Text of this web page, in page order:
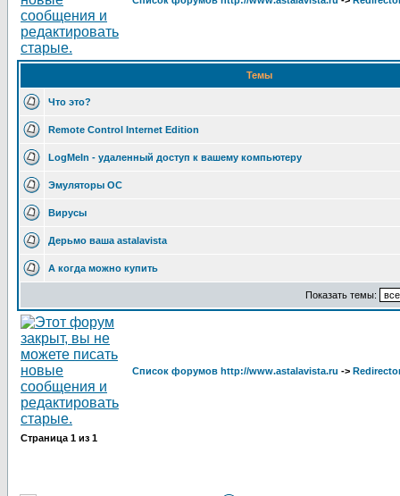
Темы
Что это?
Remote Control Internet Edition
LogMeIn - удаленный доступ к вашему компьютеру
Эмуляторы ОС
Вирусы
Дерьмо ваша astalavista
А когда можно купить
Показать темы:
Список форумов http://www.astalavista.ru ->
Страница 1 из 1